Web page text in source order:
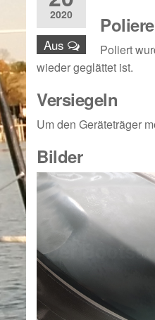
2020
Aus
Poliert
wieder geglättet ist.
Versiegeln
Um den Geräteträger
Bilder